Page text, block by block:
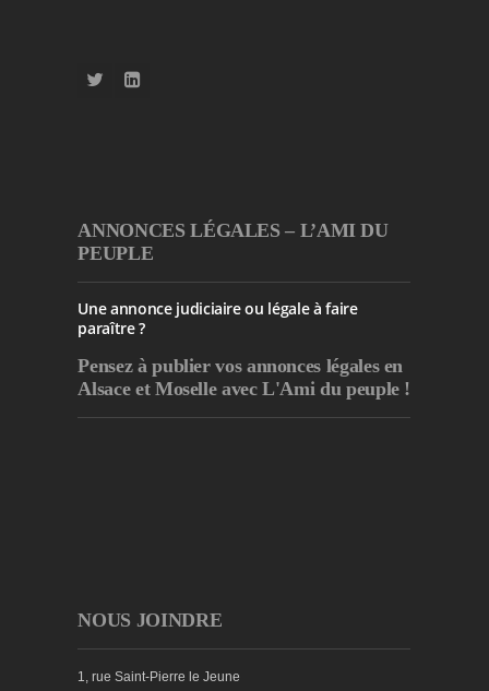
ANNONCES LÉGALES – L’AMI DU
PEUPLE
Une annonce judiciaire ou légale à faire
paraître ?
Pensez à publiervos annonces légales en
Alsace et Moselle avec L'Ami du peuple !
NOUS JOINDRE
1, rue Saint-Pierre le Jeune